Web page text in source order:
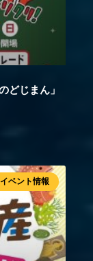
どじまん」
イベント情報